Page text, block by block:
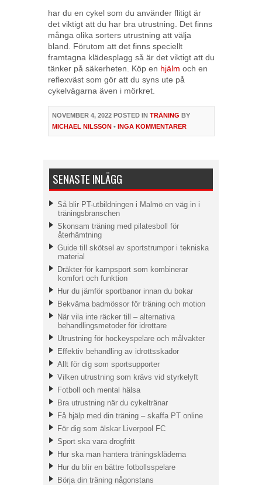
har du en cykel som du använder flitigt är
det viktigt att du har bra utrustning. Det finns
många olika sorters utrustning att välja
bland. Förutom att det finns speciellt
framtagna klädesplagg så är det viktigt att du
tänker på säkerheten. Köp en hjälm och en
reflexväst som gör att du syns ute på
cykelvägarna även i mörkret.
NOVEMBER 4, 2022POSTED IN TRÄNING BY
MICHAEL NILSSON • INGA KOMMENTARER
SENASTE INLÄGG
Så blir PT-utbildningen i Malmö en väg in i
träningsbranschen
Skonsam träning med pilatesboll för
återhämtning
Guide till skötsel av sportstrumpor i tekniska
material
Dräkter för kampsport som kombinerar
komfort och funktion
Hur du jämför sportbanor innan du bokar
Bekväma badmössor för träning och motion
När vila inte räcker till – alternativa
behandlingsmetoder för idrottare
Utrustning för hockeyspelare och målvakter
Effektiv behandling av idrottsskador
Allt för dig som sportsupporter
Vilken utrustning som krävs vid styrkelyft
Fotboll och mental hälsa
Bra utrustning när du cykeltränar
Få hjälp med din träning – skaffa PT online
För dig som älskar Liverpool FC
Sport ska vara drogfritt
Hur ska man hantera träningskläderna
Hur du blir en bättre fotbollsspelare
Börja din träning någonstans